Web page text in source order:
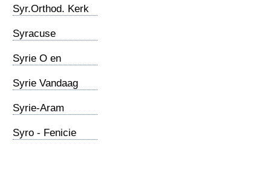
Syr.Orthod. Kerk
Syracuse
Syrie O en
Syrie Vandaag
Syrie-Aram
Syro - Fenicie